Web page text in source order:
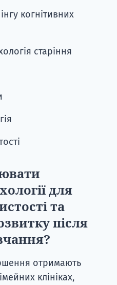
когнітивних
старіння
для
та
після
отримають
клініках,